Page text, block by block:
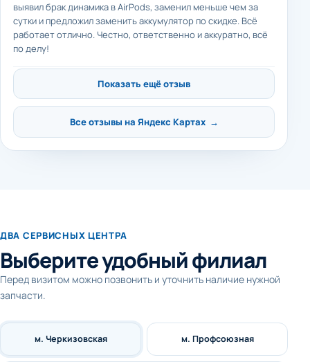
выявил брак динамика в AirPods, заменил меньше чем за
сутки и предложил заменить аккумулятор по скидке. Всё
работает отлично. Честно, ответственно и аккуратно, всё
по делу!
Показать ещё отзыв
Все отзывы на Яндекс Картах →
ДВА СЕРВИСНЫХ ЦЕНТРА
Выберите удобный филиал
Перед визитом можно позвонить и уточнить наличие нужной
запчасти.
м. Черкизовская м. Профсоюзная